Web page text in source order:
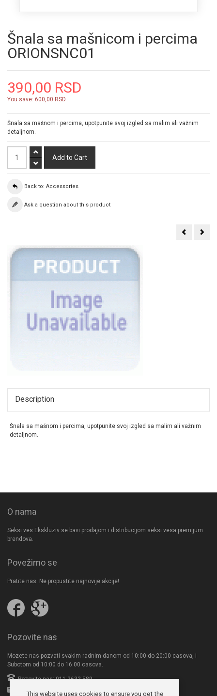
Šnala sa mašnicom i percima
ORIONSNC01
390,00 RSD
You save: 600,00 RSD
Šnala sa mašnom i percima, upotpunite svoj izgled sa malim ali važnim
detaljnom.
Back to: Accessories
Ask a question about this product
Rukavice
Description
Šnala sa mašnom i percima, upotpunite svoj izgled sa malim ali važnim
detaljnom.
O nama
Seksi ves Ekskluziv se bavi prodajom i distribucijom seksi vesa premijum
brendova.
Povežimo se
Pratite nas. Ne propustite najnovije akcije!
Pratite
nas
us
Plus
Pozovite nas
Mozete nas pozvati svakim radnim danom od 10:00 do 20:00 casova, i
Subotom od 10:00 do 16:00 casova.
Pozovite nas: 011-2632-589
office@seksives.com
This website uses cookies to ensure you get the